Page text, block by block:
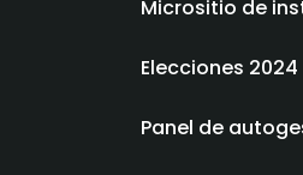
Micrositio de
Elecciones 2024
Panel de